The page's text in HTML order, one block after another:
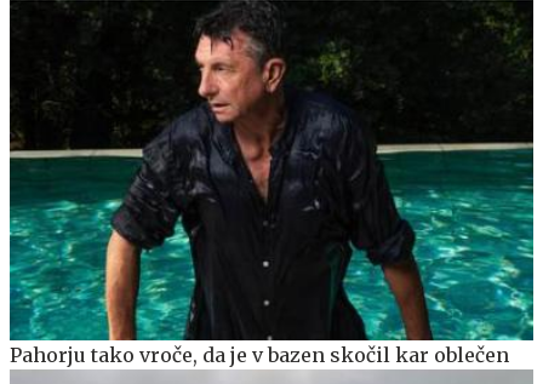
Pahorju tako vroče, da je v bazen skočil kar oblečen